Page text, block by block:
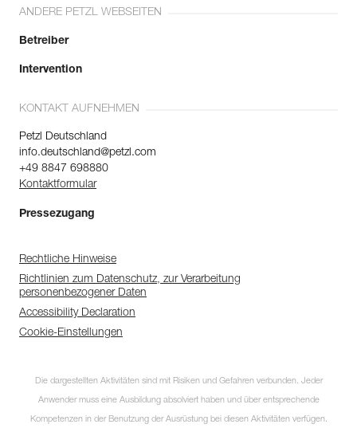
ANDERE PETZL WEBSEITEN
Betreiber
Intervention
KONTAKT AUFNEHMEN
Petzl Deutschland
info.deutschland@petzl.com
+49 8847 698880
Kontaktformular
Pressezugang
Rechtliche Hinweise
Richtlinien zum Datenschutz, zur Verarbeitung
personenbezogener Daten
Accessibility Declaration
Cookie-Einstellungen
Die dargestellten Aktivitäten sind mit Risiken und Gefahren verbunden. Jeder
Anwender muss eine Ausbildung absolviert haben und über entsprechende
Kompetenzen in der Benutzung der Ausrüstung bei diesen Aktivitäten verfügen.